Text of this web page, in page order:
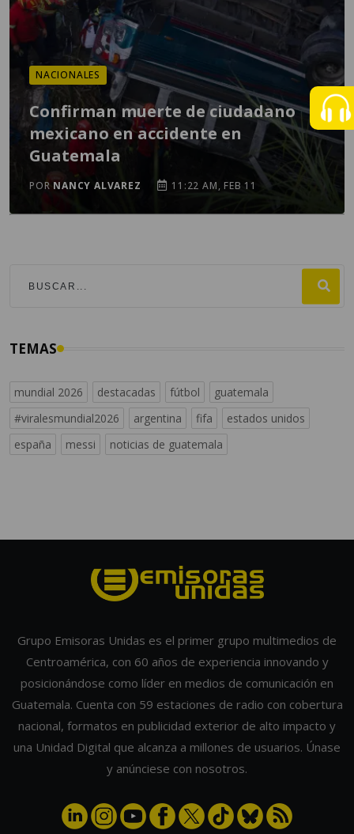
NACIONALES
Confirman muerte de ciudadano
mexicano en accidente en
Guatemala
POR NANCY ALVAREZ 11:22 AM, FEB 11
TEMAS
mundial 2026 destacadas fútbol
guatemala
#viralesmundial2026
argentina fifa
estados unidos
españa
messi noticias de guatemala
Grupo Emisoras Unidas es el primer grupo multimedios de
Centroamérica, con 60 años de experiencia innovando y
posicionándose como líder en medios de comunicación en
Guatemala. Cuenta con 59 estaciones de radio con cobertura
nacional, formatos en publicidad exterior de alto impacto y
una Unidad Digital que alcanza a millones de usuarios. Únase
y anúnciese con nosotros.